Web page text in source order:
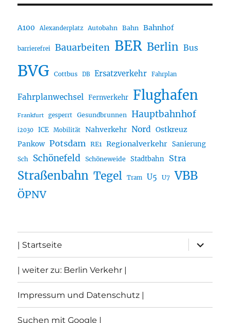
A100 Alexanderplatz Autobahn Bahn Bahnhof
barrierefrei Bauarbeiten BER Berlin Bus
BVG Cottbus DB Ersatzverkehr Fahrplan
Fahrplanwechsel Fernverkehr Flughafen
Frankfurt gesperrt Gesundbrunnen Hauptbahnhof
i2030 ICE Mobilität Nahverkehr Nord Ostkreuz
Pankow Potsdam RE1 Regionalverkehr Sanierung
Sch Schönefeld Schöneweide Stadtbahn Stra
Straßenbahn Tegel Tram U5 U7 VBB
ÖPNV
| Startseite
öffnen
| weiter zu: Berlin Verkehr |
Impressum und Datenschutz |
Suchen mit Google |